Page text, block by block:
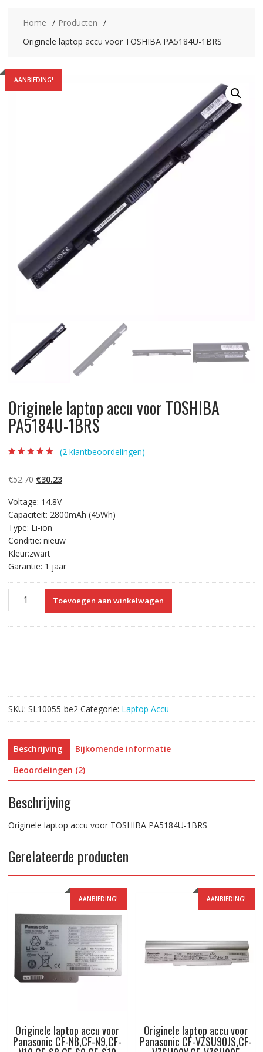
Home
Producten
Originele laptop accu voor TOSHIBA PA5184U-1BRS
AANBIEDING!
Originele laptop accu voor TOSHIBA
PA5184U-1BRS
gebaseerd op
klantbeoordelinge
(2 klantbeoordelingen)
€52.70 Oorspronkelijke
was:
€52.70.
€30.23Huidige
€30.23.
Voltage: 14.8V
Capaciteit: 2800mAh (45Wh)
Type: Li-ion
Conditie: nieuw
Kleur:zwart
Garantie: 1 jaar
Originele
Toevoegen aan winkelwagen
SKU: SL10055-be2 Categorie: Laptop Accu
Beschrijving
Bijkomende informatie
Beoordelingen (2)
Beschrijving
Originele laptop accu voor TOSHIBA PA5184U-1BRS
Gerelateerde producten
AANBIEDING!
Originele laptop accu voor
Panasonic CF-N8,CF-N9,CF-
AANBIEDING!
Originele laptop accu voor
Panasonic CF-VZSU90JS,CF-